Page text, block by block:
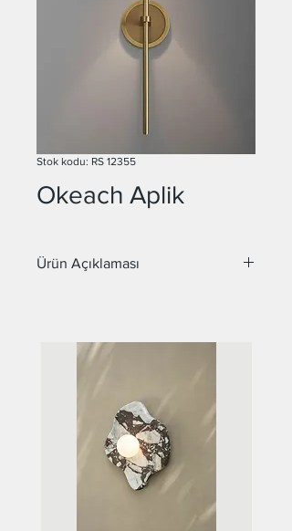
Stok kodu: RS 12355
Okeach Aplik
Ürün Açıklaması